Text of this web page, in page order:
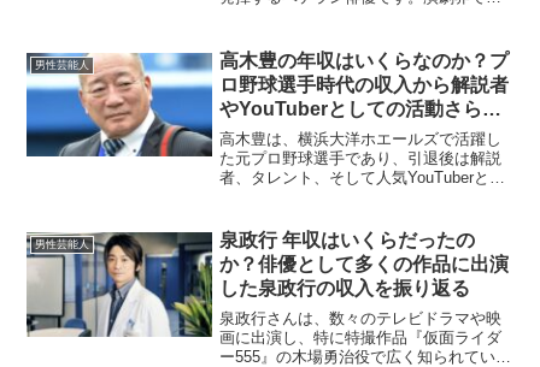
えられます。今回は、市村正親の年収に
ついて、主な収入源別に詳...
男性芸能人
高木豊の年収はいくらなのか？プ
ロ野球選手時代の収入から解説者
やYouTuberとしての活動さらに
イベント出演や講演会まで多角的
な収入源を徹底分析
高木豊は、横浜大洋ホエールズで活躍し
た元プロ野球選手であり、引退後は解説
者、タレント、そして人気YouTuberとし
より、その年収は多岐にわたる収入源で
構成されています...
男性芸能人
泉政行 年収はいくらだったの
か？俳優として多くの作品に出演
した泉政行の収入を振り返る
泉政行さんは、数々のテレビドラマや映
画に出演し、特に特撮作品『仮面ライダ
ー555』の木場勇治役で広く知られていま